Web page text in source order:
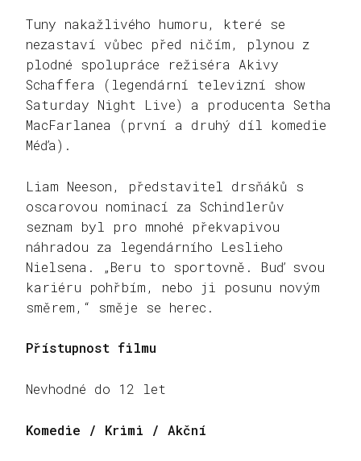
Tuny nakažlivého humoru, které se
nezastaví vůbec před ničím, plynou z
plodné spolupráce režiséra Akivy
Schaffera (legendární televizní show
Saturday Night Live) a producenta Setha
MacFarlanea (první a druhý díl komedie
Méďa).
Liam Neeson, představitel drsňáků s
oscarovou nominací za Schindlerův
seznam byl pro mnohé překvapivou
náhradou za legendárního Leslieho
Nielsena. „Beru to sportovně. Buď svou
kariéru pohřbím, nebo ji posunu novým
směrem,“ směje se herec.
Přístupnost filmu
Nevhodné do 12 let
Komedie / Krimi / Akční